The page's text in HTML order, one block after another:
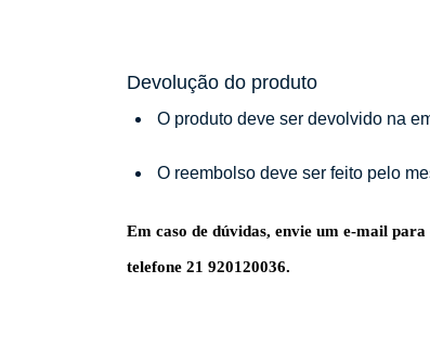
Devolução do produto
O produto deve ser devolvido na
O reembolso deve ser feito pelo
Em caso de dúvidas, envie um e-mail para
telefone 21 920120036.